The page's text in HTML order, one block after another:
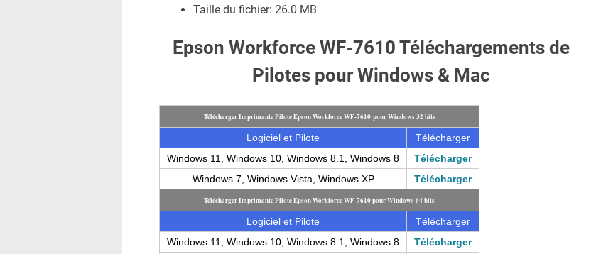
Taille du fichier: 26.0 MB
Epson Workforce WF-7610 Téléchargements de
Pilotes pour Windows & Mac
Télécharger Imprimante Pilote Epson Workforce WF-7610 pour Windows 32 bits
Logiciel et Pilote
Télécharger
Windows 11, Windows 10, Windows 8.1, Windows 8
Télécharger
Windows 7, Windows Vista, Windows XP
Télécharger
Télécharger Imprimante Pilote Epson Workforce WF-7610 pour Windows 64 bits
Logiciel et Pilote
Télécharger
Windows 11, Windows 10, Windows 8.1, Windows 8
Télécharger